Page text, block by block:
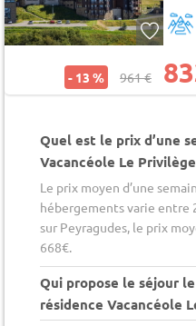
- 13 % 961 €
Quel est le prix d’une
Vacancéole Le
Le prix moyen d’une
hébergements varie entre
sur Peyragudes, le prix
668€.
Qui propose le séjour
résidence Vacancéole